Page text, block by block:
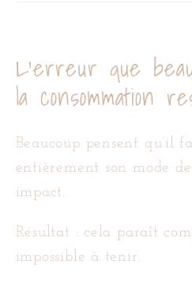
L’erreur que
la consommation
Beaucoup pensent qu’il
entièrement son mode
impact.
Résultat : cela paraît
impossible à tenir.